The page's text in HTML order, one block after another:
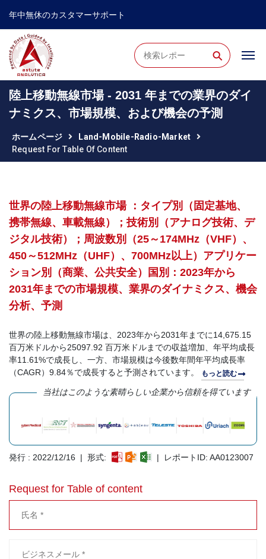
年中無休のカスタマーサポート
⚲
陸上移動無線市場 - 2031 年までの業界のダイ
ナミクス、市場規模、および機会の予測
ホームページ
Land-Mobile-Radio-Market
Request For Table Of Content
世界の陸上移動無線市場 ：タイプ別（固定基地、
携帯無線、車載無線）；技術別（アナログ技術、デ
ジタル技術）；周波数別（25～174MHz（VHF）、
450～512MHz（UHF）、700MHz以上）アプリケー
ション別（商業、公共安全）国別：2023年から
2031年までの市場規模、業界のダイナミクス、機会
分析、予測
世界の陸上移動無線市場は、2023年から2031年までに14,675.15
百万米ドルから25097.92 百万米ドルまでの収益増加、年平均成長
率11.61%で成長し、一方、市場規模は今後数年間年平均成長率
（CAGR）9.84％で成長すると予測されています。
もっと読む
当社はこのような素晴らしい企業から信頼を得ています
発行 : 2022/12/16 | 形式: | レポートID: AA0123007
Request for Table of content